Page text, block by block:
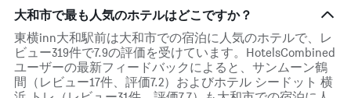
表
し
て
い
ま
す。
大和市で最も人気のホテルはどこですか？
東横inn大和駅前は大和市での宿泊に人気のホテルで、レ
ビュー319件で7.9の評価を受けています。HotelsCombined
ユーザーの最新フィードバックによると、サンムーン鶴
間（レビュー17件、評価7.2）およびホテル シードット 横